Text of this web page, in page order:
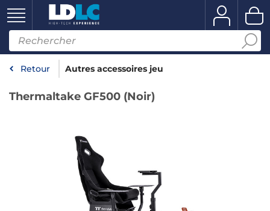
Retour Autres accessoires jeu
Thermaltake GF500 (Noir)